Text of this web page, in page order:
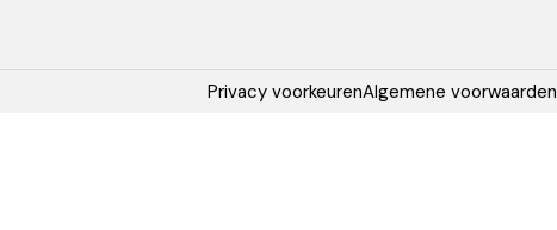
Privacy voorkeurenAlgemene voorwaarden